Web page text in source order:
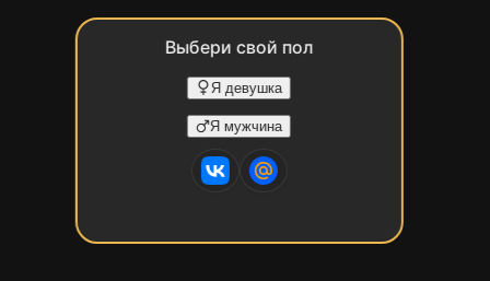
Выбери свой пол
Я девушка
Я мужчина